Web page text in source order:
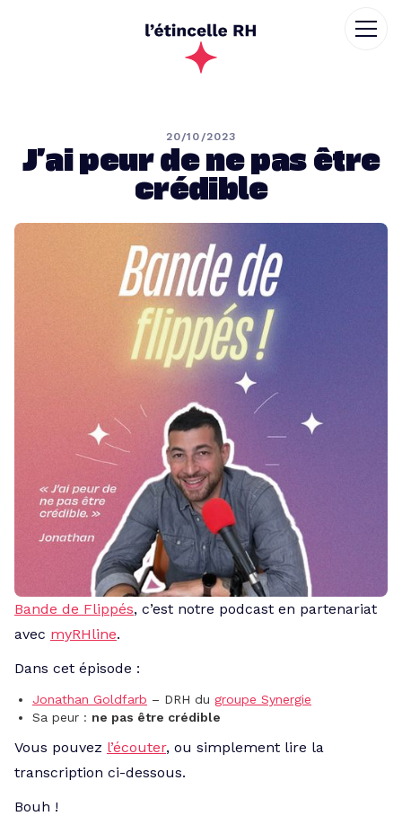
20/10/2023
J’ai peur de ne pas être
crédible
Bande de Flippés, c’est notre podcast en partenariat
avec myRHline.
Dans cet épisode :
Jonathan Goldfarb – DRH du groupe Synergie
Sa peur : ne pas être crédible
Vous pouvez l’écouter, ou simplement lire la
transcription ci-dessous.
Bouh !